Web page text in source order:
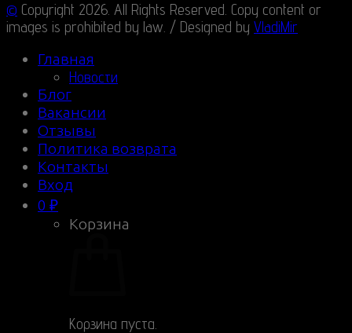
© Copyright 2026. All Rights Reserved. Copy content or
images is prohibited by law. / Designed by VladiMir
Главная
Новости
Блог
Вакансии
Отзывы
Политика возврата
Контакты
Вход
0 ₽
Корзина
Корзина пуста.